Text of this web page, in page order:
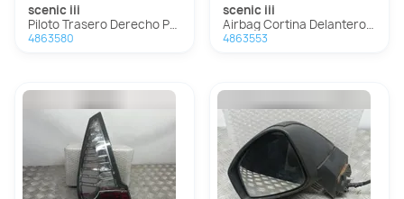
scenic iii
Piloto Trasero Derecho Para Renault Scenic Iii
4863580
scenic iii
Airbag Cortina Delantero Derecho Para Renault Scenic Iii
4863553